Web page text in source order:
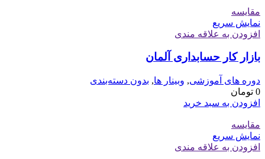
مقايسه
نمایش سریع
افزودن به علاقه مندی
بازار کار حسابداری آلمان
دوره های آموزشی, وبینار ها, بدون دسته‌بندی
0 تومان
افزودن به سبد خرید
مقايسه
نمایش سریع
افزودن به علاقه مندی